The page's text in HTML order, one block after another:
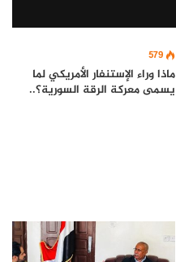
579
ماذا وراء الإستنفار الأمريكي لما
يسمى معركة الرقة السورية؟..